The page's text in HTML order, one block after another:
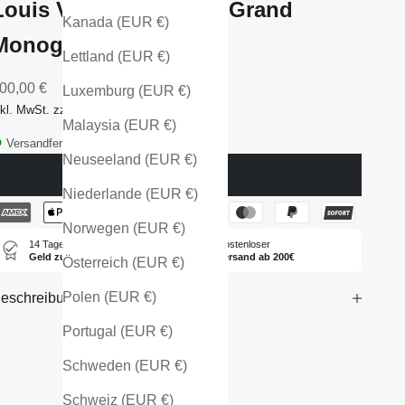
Kanada (EUR €)
Lettland (EUR €)
Luxemburg (EUR €)
Malaysia (EUR €)
Neuseeland (EUR €)
Niederlande (EUR €)
Norwegen (EUR €)
Österreich (EUR €)
Polen (EUR €)
Portugal (EUR €)
Schweden (EUR €)
Schweiz (EUR €)
Vuitton Sac Noé Grand
Canvas
€
MwSt. zzgl. Versandkosten
Versandfertig - in 1-2 Tagen bei dir
14 Tage
Geld zurück
Kostenloser
Versand ab 200€